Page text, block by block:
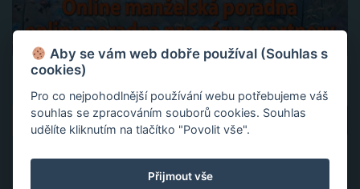
Vyhledávání
NEJČTENĚJŠÍ PŘÍSPĚVKY A ČLÁNKY
Aby se vám web dobře používal (Souhlas s
cookies)
Pro co nejpohodlnější používání webu potřebujeme váš
souhlas se zpracováním souborů cookies. Souhlas
udělíte kliknutím na tlačítko "Povolit vše".
Přijmout vše